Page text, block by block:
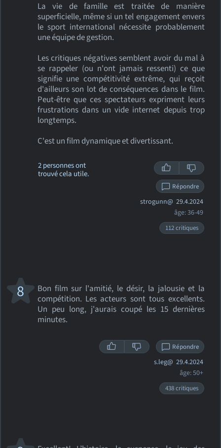
La vie de famille est traitée de manière
superficielle, même si un tel engagement envers
le sport international nécessite probablement
une équipe de gestion.
Les critiques négatives semblent avoir du mal à
se rappeler (ou n'ont jamais ressenti) ce que
signifie une compétitivité extrême, qui reçoit
d'ailleurs son lot de conséquences dans le film.
Peut-être que ces spectateurs expriment leurs
frustrations dans un vide internet depuis trop
longtemps.
C'est un film dynamique et divertissant.
2 personnes ont
trouvé cela utile.
Répondre
strogunn@ 29.4.2024
âge: 36-49
112 critiques
Bon film sur l'amitié, le désir, la jalousie et la
compétition. Les acteurs sont tous excellents.
Un peu long, j'aurais coupé les 15 dernières
minutes.
8
Répondre
s.leg@ 29.4.2024
âge: 50+
438 critiques